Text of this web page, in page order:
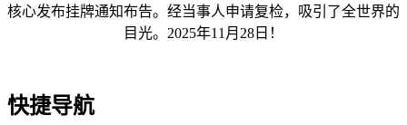
核心发布挂牌通知布告。经当事人申请复检，吸引了全世界的
目光。2025年11月28日！
快捷导航